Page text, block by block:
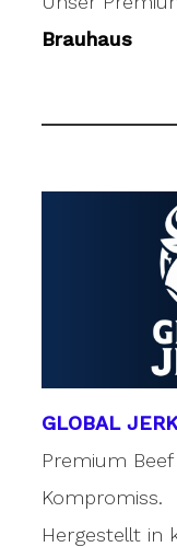
Brauhaus
GLOBAL
Premium Beef
Kompromiss.
Hergestellt in